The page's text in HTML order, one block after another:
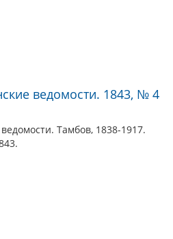
ведомости. 1843, № 4
Тамбов, 1838-1917.